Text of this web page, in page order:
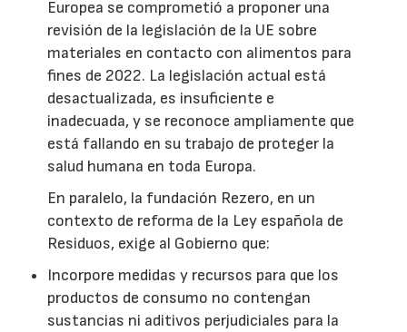
Europea se comprometió a proponer una
revisión de la legislación de la UE sobre
materiales en contacto con alimentos para
fines de 2022. La legislación actual está
desactualizada, es insuficiente e
inadecuada, y se reconoce ampliamente que
está fallando en su trabajo de proteger la
salud humana en toda Europa.
En paralelo, la fundación Rezero, en un
contexto de reforma de la Ley española de
Residuos, exige al Gobierno que:
Incorpore medidas y recursos para que los
productos de consumo no contengan
sustancias ni aditivos perjudiciales para la